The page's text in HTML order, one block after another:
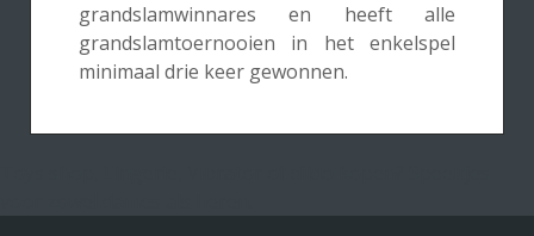
grandslamwinnares en heeft alle
grandslamtoernooien in het enkelspel
minimaal drie keer gewonnen.